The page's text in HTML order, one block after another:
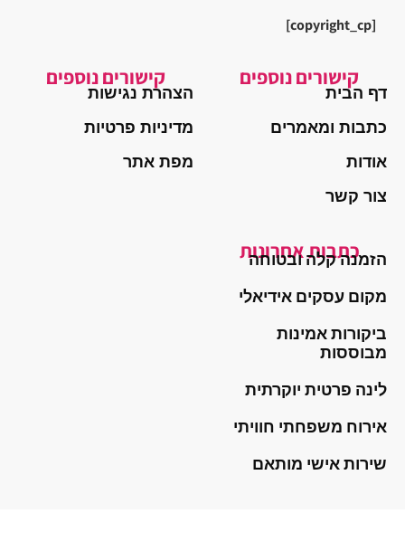
[copyright_cp]
קישורים נוספים
דף הבית
כתבות ומאמרים
אודות
צור קשר
קישורים נוספים
הצהרת נגישות
מדיניות פרטיות
מפת אתר
כתבות אחרונות
הזמנה קלה ובטוחה
מקום עסקים אידיאלי
ביקורות אמינות
מבוססות
לינה פרטית יוקרתית
אירוח משפחתי חוויתי
שירות אישי מותאם